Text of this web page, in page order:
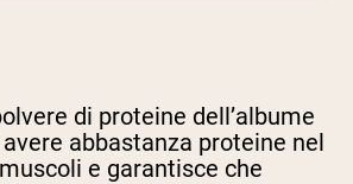
di proteine dell’albume
abbastanza proteine nel
e garantisce che